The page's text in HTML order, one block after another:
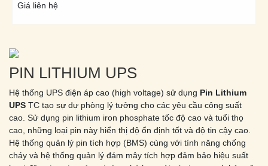
Giá liên hệ
PIN LITHIUM UPS
Hệ thống UPS điện áp cao (high voltage) sử dụng Pin Lithium
UPS TC tạo sự dự phòng lý tưởng cho các yêu cầu công suất
cao. Sử dụng pin lithium iron phosphate tốc độ cao và tuổi thọ
cao, những loại pin này hiển thị độ ổn định tốt và độ tin cậy cao.
Hệ thống quản lý pin tích hợp (BMS) cùng với tính năng chống
cháy và hệ thống quản lý đám mây tích hợp đảm bảo hiệu suất